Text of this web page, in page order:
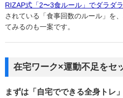
RIZAP式「2〜3食ルール」でダラダ
されている「食事回数のルール」を
てみるのも一案です。
在宅ワーク×運動不足をセ
まずは「自宅でできる全身トレ